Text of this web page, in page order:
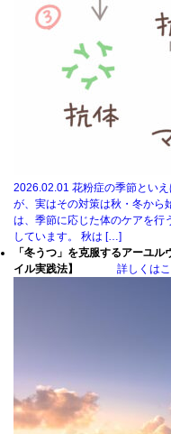
2026.02.01 花粉症の季節とい
が、実はその対策は秋・冬から
は、季節に応じた体のケアを行
しています。 秋は […]
「冬うつ」を克服するアーユ
イル実践法】
詳しくは